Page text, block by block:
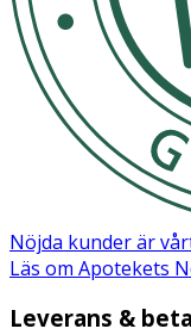
Nöjda kunder är
Läs om Apotekets
Leverans &